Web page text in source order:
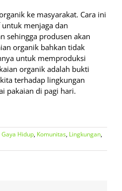
ke masyarakat. Cara ini
menjaga dan
sehingga produsen akan
organik bahkan tidak
untuk memproduksi
organik adalah bukti
terhadap lingkungan
pakaian di pagi hari.
Gaya Hidup, Komunitas, Lingkungan,